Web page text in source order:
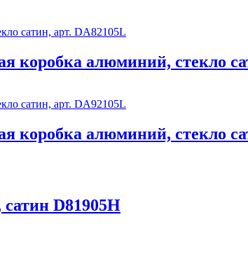
коробка алюминий, стекло
коробка алюминий, стекло
D81905H